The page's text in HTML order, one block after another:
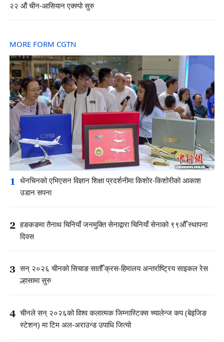
२२ औं चीन-आसियान एक्स्पो सुरु
MORE FORM CGTN
1 थेनचिनको एभिएसन विज्ञान शिक्षा प्रदर्शनीमा किशोर-किशोरीको आकाश
उडान सपना
2 हङकङमा तैनाथ चिनियाँ जनमुक्ति सेनाद्वारा चिनियाँ सेनाको ९९औँ स्थापना
दिवस
3 सन् २०२६ चीनको सिचाङ सातौँ क्रस-हिमालय अन्तर्राष्ट्रिय साइकल रेस
ल्हासामा सुरु
4 चीनले सन् २०२६को विश्व कलात्मक जिम्नास्टिक्स च्यालेन्ज कप (बेइजिङ
स्टेशन) मा टिम अल-अराउन्ड उपाधि जित्यो